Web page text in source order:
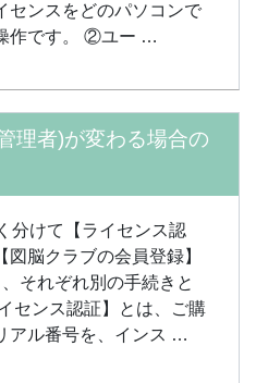
センスをどのパソコンで
作です。 ②ユー …
理者)が変わる場合の
分けて【ライセンス認
脳クラブの会員登録】
それぞれ別の手続きと
センス認証】とは、ご購
アル番号を、インス …